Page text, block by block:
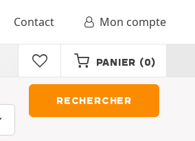
Contact Mon compte
PANIER (0)
RECHERCHER